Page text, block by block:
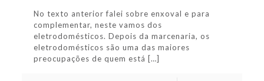
No texto anterior falei sobre enxoval e para
complementar, neste vamos dos
eletrodomésticos. Depois da marcenaria, os
eletrodomésticos são uma das maiores
preocupações de quem está […]